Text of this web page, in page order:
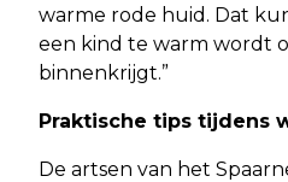
warme rode huid. Dat
een kind te warm wordt
binnenkrijgt.”
Praktische tips tijdens
De artsen van het